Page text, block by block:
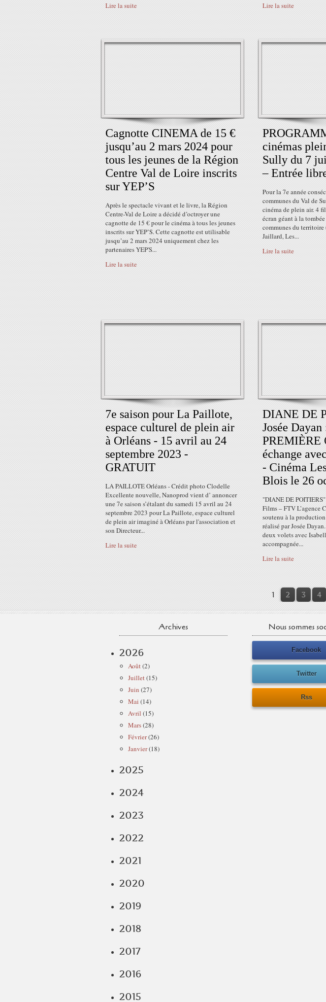
Lire la suite
Lire la suite
Cagnotte CINEMA de 15 €
jusqu’au 2 mars 2024 pour
tous les jeunes de la Région
Centre Val de Loire inscrits
sur YEP’S
Après le spectacle vivant et le livre, la Région
Centre-Val de Loire a décidé d’octroyer une
cagnotte de 15 € pour le cinéma à tous les jeunes
inscrits sur YEP’S. Cette cagnotte est utilisable
jusqu’au 2 mars 2024 uniquement chez les
partenaires YEP'S...
Lire la suite
cinémas
Sully du 7
– Entrée
Pour la 7e année
communes du Val de
cinéma de plein air. 4
écran géant à la
communes du
Jaillard, Les...
Lire la suite
7e saison pour La Paillote,
espace culturel de plein air
à Orléans - 15 avril au 24
septembre 2023 -
GRATUIT
LA PAILLOTE Orléans - Crédit photo Clodelle
Excellente nouvelle, Nanoprod vient d’ annoncer
une 7e saison s’étalant du samedi 15 avril au 24
septembre 2023 pour La Paillote, espace culturel
de plein air imaginé à Orléans par l'association et
son Directeur...
Lire la suite
DIANE DE
Josée
PREMIÈRE
échange
- Cinéma
Blois le 26
"DIANE DE
Films – FTV L’agence
soutenu à la
réalisé par Josée
deux volets avec
accompagnée...
Lire la suite
1 2 3 4
Archives
2026
Août(2)
Juillet(15)
Juin (27)
Mai (14)
Avril (15)
Mars(28)
Février(26)
Janvier(18)
2025
2024
2023
2022
2021
2020
2019
2018
2017
2016
2015
Nous sommes
Facebook
Twitter
Rss